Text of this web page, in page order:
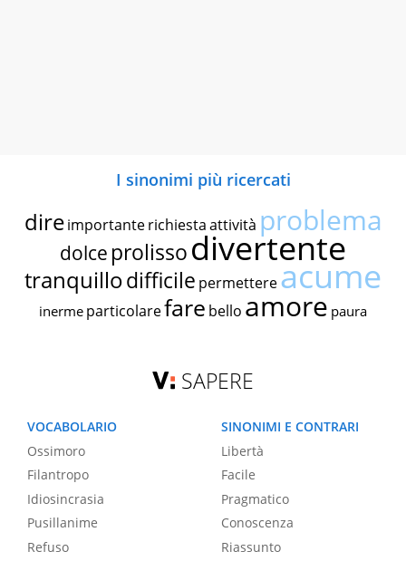
I sinonimi più ricercati
dire importante richiestaattività problema
dolce prolissodivertente
tranquillodifficile permettereacume
inerme particolarefare bello amore paura
SAPERE
VOCABOLARIO
Ossimoro
Filantropo
Idiosincrasia
Pusillanime
Refuso
SINONIMI E CONTRARI
Libertà
Facile
Pragmatico
Conoscenza
Riassunto